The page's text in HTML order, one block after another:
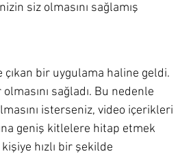
siz olmasını sağlamış
bir uygulama haline geldi.
sağladı. Bu nedenle
isterseniz, video içerikleri
geniş kitlelere hitap etmek
hızlı bir şekilde